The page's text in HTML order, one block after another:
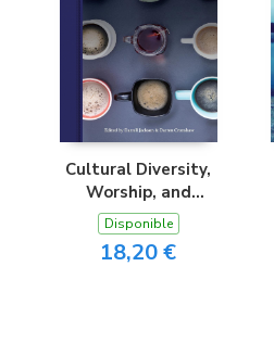
Cultural Diversity,
Worship, and
Australian Baptist
Church Life
Disponible
18,20 €